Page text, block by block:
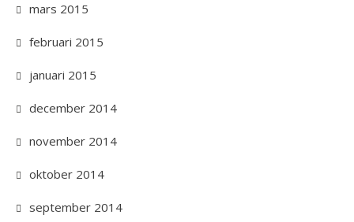
mars 2015
februari 2015
januari 2015
december 2014
november 2014
oktober 2014
september 2014